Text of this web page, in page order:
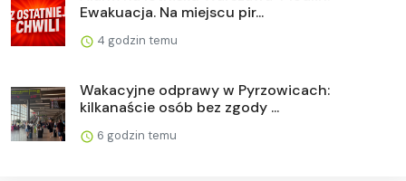
Ewakuacja. Na miejscu pir...
4 godzin temu
Wakacyjne odprawy w Pyrzowicach:
kilkanaście osób bez zgody ...
6 godzin temu